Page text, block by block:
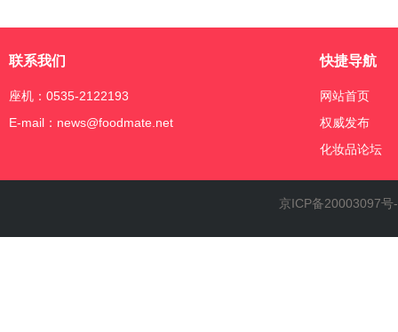
联系我们
座机：0535-2122193
E-mail：news@foodmate.net
快捷导航
网站首页
权威发布
化妆品论坛
京ICP备20003097号